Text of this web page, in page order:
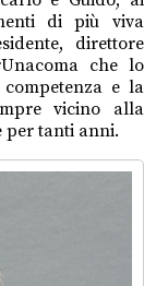
di più viva
direttore
che lo
e la
vicino alla
per tanti anni.